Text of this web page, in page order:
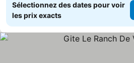
Sélectionnez des dates pour voir
les prix exacts